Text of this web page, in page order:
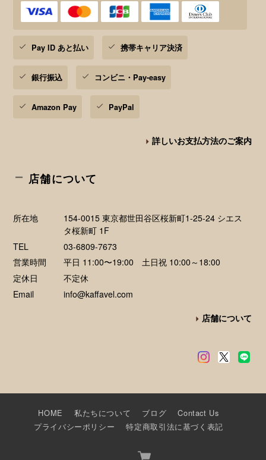
Pay ID あと払い 携帯キャリア決済
銀行振込 コンビニ・Pay-easy
Amazon Pay PayPal
詳しいお支払方法のご案内
店舗について
所在地
154-0015 東京都世田谷区桜新町1-25-24 シエス
タ桜新町 1F
TEL
03-6809-7673
営業時間
平日 11:00〜19:00 土日祝 10:00～18:00
定休日
不定休
Email
info@kaffavel.com
店舗について
HOME 私たちについて ブログ
Contact Us
プライバシーポリシー
特定商取引法に基づく表記